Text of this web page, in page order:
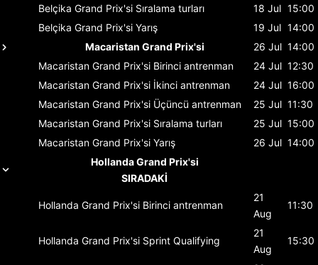
Belçika Grand Prix'si Sıralama turları 18 Jul 15:00
Belçika Grand Prix'si Yarış 19 Jul 14:00
Macaristan Grand Prix'si
26 Jul 14:00
Macaristan Grand Prix'si Birinci antrenman 24 Jul 12:30
Macaristan Grand Prix'si İkinci antrenman 24 Jul 16:00
Macaristan Grand Prix'si Üçüncü antrenman 25 Jul 11:30
Macaristan Grand Prix'si Sıralama turları 25 Jul 15:00
Macaristan Grand Prix'si Yarış 26 Jul 14:00
Hollanda Grand Prix'si
SIRADAKİ
Hollanda Grand Prix'si Birinci antrenman
21
Aug
11:30
Hollanda Grand Prix'si Sprint Qualifying
21
Aug
15:30